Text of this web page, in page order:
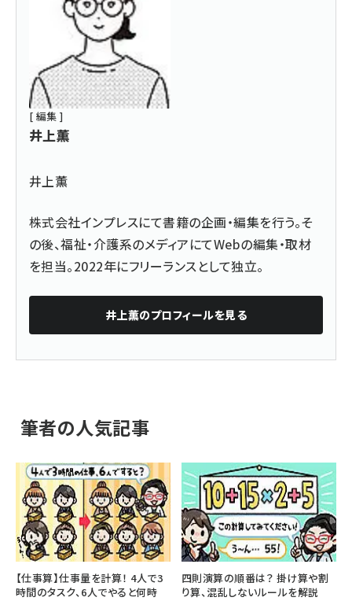
[ 編集 ]
井上薫
井上薫
株式会社インプレスにて書籍の企画・編集を行う。そ
の後、福祉・介護系のメディアにてWebの編集・取材
を担当。2022年にフリーランスとして独立。
井上薫のプロフィールを見る
筆者の人気記事
【仕事算】仕事量を計算！ 4人で3
時間のタスク、6人でやると何時
四則演算の順番は？ 掛け算や割
り算、混乱しないルールを解説